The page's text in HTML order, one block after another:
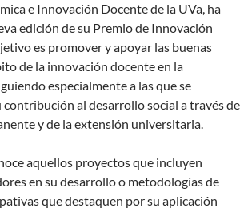
e Innovación Docente de la UVa, ha
edición de su Premio de Innovación
es promover y apoyar las buenas
de la innovación docente en la
especialmente a las que se
contribución al desarrollo social a través de
y de la extensión universitaria.
aquellos proyectos que incluyen
en su desarrollo o metodologías de
que destaquen por su aplicación